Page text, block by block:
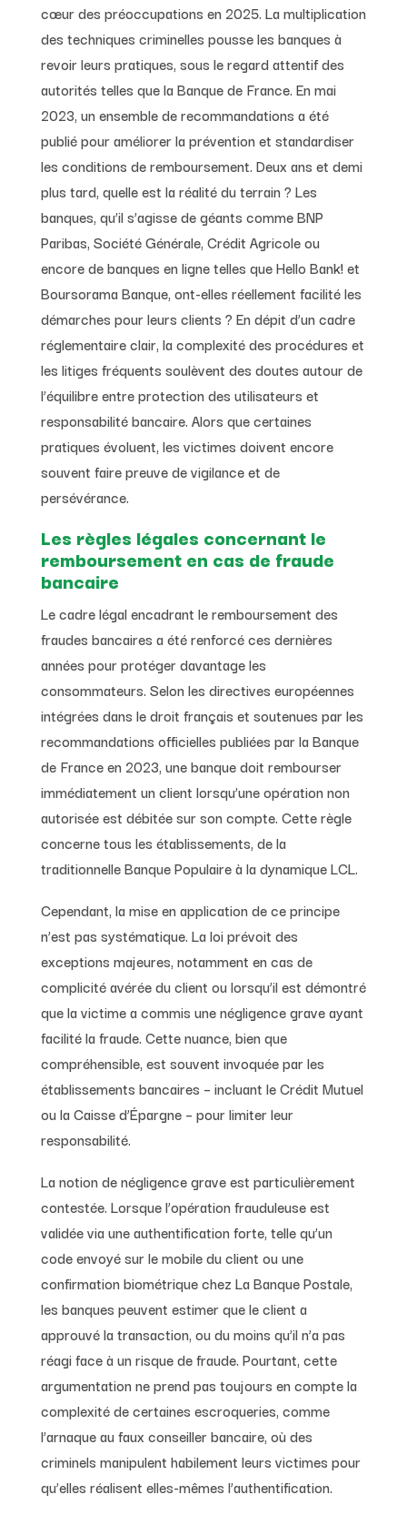
cœur des préoccupations en 2025. La multiplication
des techniques criminelles pousse les banques à
revoir leurs pratiques, sous le regard attentif des
autorités telles que la Banque de France. En mai
2023, un ensemble de recommandations a été
publié pour améliorer la prévention et standardiser
les conditions de remboursement. Deux ans et demi
plus tard, quelle est la réalité du terrain ? Les
banques, qu’il s’agisse de géants comme BNP
Paribas, Société Générale, Crédit Agricole ou
encore de banques en ligne telles que Hello Bank! et
Boursorama Banque, ont-elles réellement facilité les
démarches pour leurs clients ? En dépit d’un cadre
réglementaire clair, la complexité des procédures et
les litiges fréquents soulèvent des doutes autour de
l’équilibre entre protection des utilisateurs et
responsabilité bancaire. Alors que certaines
pratiques évoluent, les victimes doivent encore
souvent faire preuve de vigilance et de
persévérance.
Les règles légales concernant le
remboursement en cas de fraude
bancaire
Le cadre légal encadrant le remboursement des
fraudes bancaires a été renforcé ces dernières
années pour protéger davantage les
consommateurs. Selon les directives européennes
intégrées dans le droit français et soutenues par les
recommandations officielles publiées par la Banque
de France en 2023, une banque doit rembourser
immédiatement un client lorsqu’une opération non
autorisée est débitée sur son compte. Cette règle
concerne tous les établissements, de la
traditionnelle Banque Populaire à la dynamique LCL.
Cependant, la mise en application de ce principe
n’est pas systématique. La loi prévoit des
exceptions majeures, notamment en cas de
complicité avérée du client ou lorsqu’il est démontré
que la victime a commis une négligence grave ayant
facilité la fraude. Cette nuance, bien que
compréhensible, est souvent invoquée par les
établissements bancaires – incluant le Crédit Mutuel
ou la Caisse d’Épargne – pour limiter leur
responsabilité.
La notion de négligence grave est particulièrement
contestée. Lorsque l’opération frauduleuse est
validée via une authentification forte, telle qu’un
code envoyé sur le mobile du client ou une
confirmation biométrique chez La Banque Postale,
les banques peuvent estimer que le client a
approuvé la transaction, ou du moins qu’il n’a pas
réagi face à un risque de fraude. Pourtant, cette
argumentation ne prend pas toujours en compte la
complexité de certaines escroqueries, comme
l’arnaque au faux conseiller bancaire, où des
criminels manipulent habilement leurs victimes pour
qu’elles réalisent elles-mêmes l’authentification.